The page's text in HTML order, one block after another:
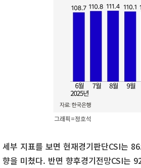
그래픽=정호석
세부 지표를 보면 현재경기판단CSI는
향을 미쳤다. 반면 향후경기전망CSI는